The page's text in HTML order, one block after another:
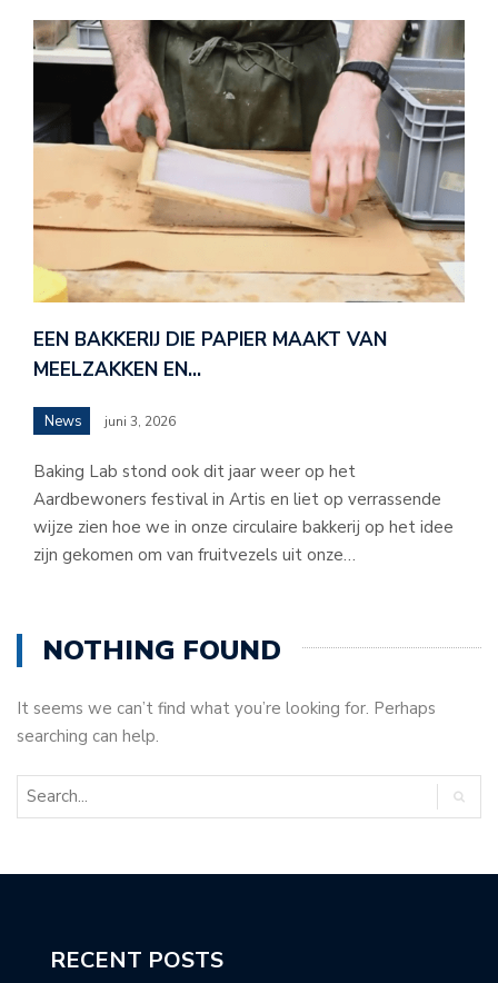
EEN BAKKERIJ DIE PAPIER MAAKT VAN
MEELZAKKEN EN…
News juni 3, 2026
Baking Lab stond ook dit jaar weer op het
Aardbewoners festival in Artis en liet op verrassende
wijze zien hoe we in onze circulaire bakkerij op het idee
zijn gekomen om van fruitvezels uit onze…
NOTHING FOUND
It seems we can’t find what you’re looking for. Perhaps
searching can help.
RECENT POSTS